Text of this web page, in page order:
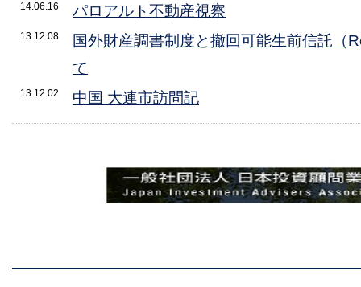
14.06.16 パロアルト不動産視察
13.12.08
国外財産調書制度と撤回可能生前信託（
て
13.12.02 中国 大連市訪問記